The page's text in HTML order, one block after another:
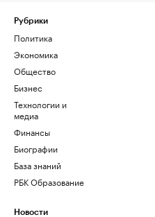
Рубрики
Политика
Экономика
Общество
Бизнес
Технологии и
медиа
Финансы
Биографии
База знаний
РБК Образование
Новости